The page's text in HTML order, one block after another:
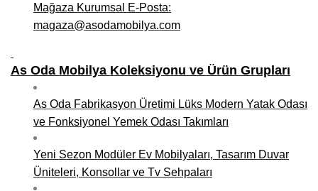
Mağaza Kurumsal E-Posta:
magaza@asodamobilya.com
As Oda Mobilya Koleksiyonu ve Ürün Grupları
As Oda Fabrikasyon Üretimi Lüks Modern Yatak Odası
ve Fonksiyonel Yemek Odası Takımları
Yeni Sezon Modüler Ev Mobilyaları, Tasarım Duvar
Üniteleri, Konsollar ve Tv Sehpaları